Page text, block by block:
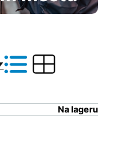
Na lageru